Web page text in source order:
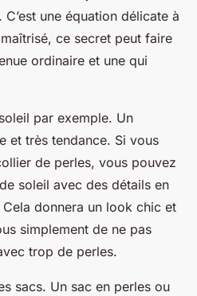
une équation délicate à
ce secret peut faire
ordinaire et une qui
par exemple. Un
et très tendance. Si vous
de perles, vous pouvez
soleil avec des détails en
donnera un look chic et
simplement de ne pas
trop de perles.
sacs. Un sac en perles ou